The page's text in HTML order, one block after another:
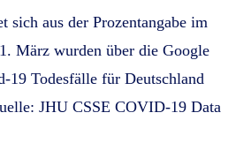
sich aus der Prozentangabe im
März wurden über die Google
19 Todesfälle für Deutschland
JHU CSSE COVID-19 Data